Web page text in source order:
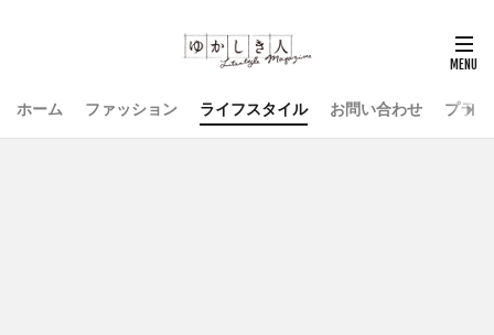
ホーム ファッション ライフスタイル お問い合わせ プラ